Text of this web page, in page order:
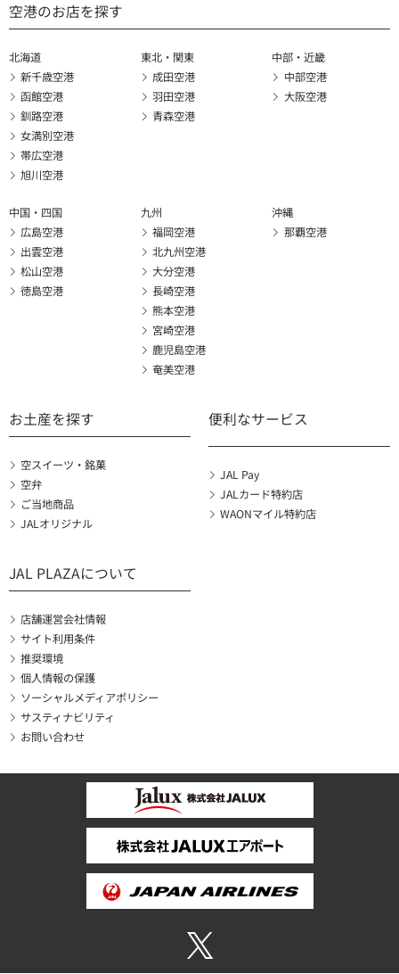
空港のお店を探す
北海道
新千歳空港
函館空港
釧路空港
女満別空港
帯広空港
旭川空港
東北・関東
成田空港
羽田空港
青森空港
中部・近畿
中部空港
大阪空港
中国・四国
広島空港
出雲空港
松山空港
徳島空港
九州
福岡空港
北九州空港
大分空港
長崎空港
熊本空港
宮崎空港
鹿児島空港
奄美空港
沖縄
那覇空港
お土産を探す
空スイーツ・銘菓
空弁
ご当地商品
JALオリジナル
便利なサービス
JAL Pay
JALカード特約店
WAONマイル特約店
JAL PLAZAについて
店舗運営会社情報
サイト利用条件
推奨環境
個人情報の保護
ソーシャルメディアポリシー
サスティナビリティ
お問い合わせ